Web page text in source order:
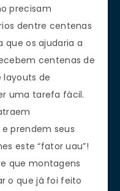
precisam
dentre centenas
que os ajudaria a
centenas de
layouts de
uma tarefa fácil.
prendem seus
este “fator uau”!
que montagens
o que já foi feito